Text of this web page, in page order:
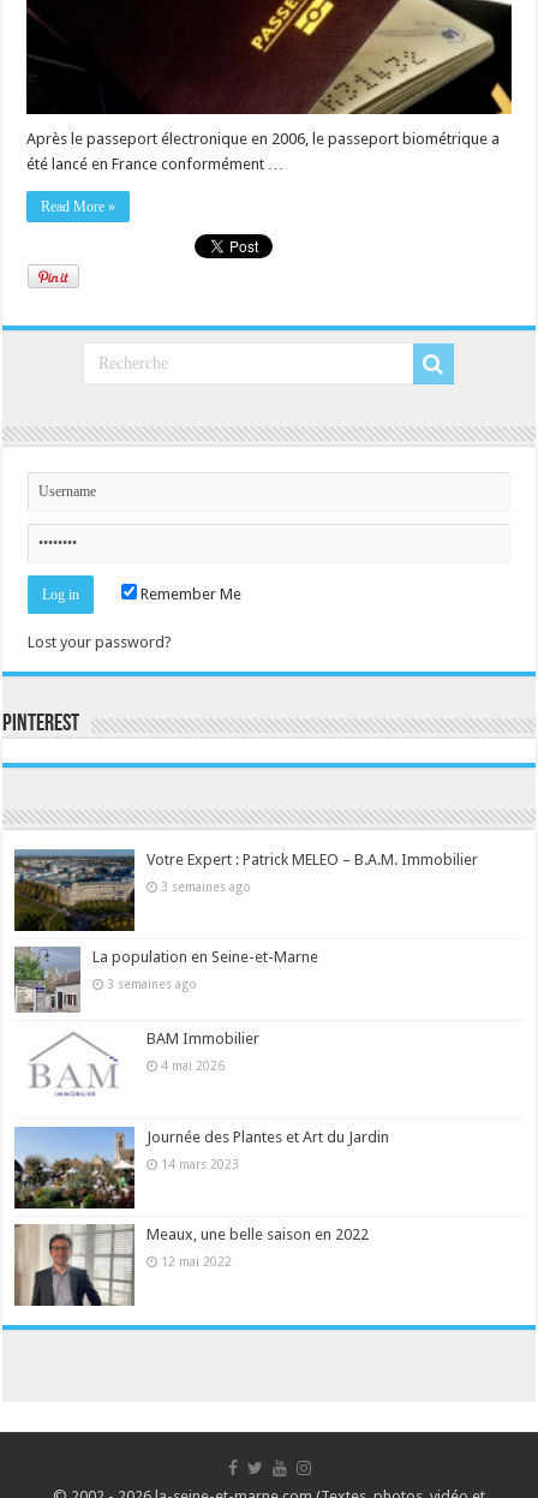
Après le passeport électronique en 2006, le passeport biométrique a
été lancé en France conformément …
Read More »
Remember Me
Lost your password?
Pinterest
Votre Expert : Patrick MELEO – B.A.M. Immobilier
3 semaines ago
La population en Seine-et-Marne
3 semaines ago
BAM Immobilier
4 mai 2026
Journée des Plantes et Art du Jardin
14 mars 2023
Meaux, une belle saison en 2022
12 mai 2022